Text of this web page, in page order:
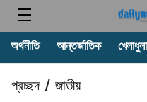
অর্থনীতি আন্তর্জাতিক খেলাধুলা
প্রচ্ছদ/ জাতীয়